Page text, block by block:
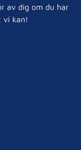
av dig om du har
vi kan!